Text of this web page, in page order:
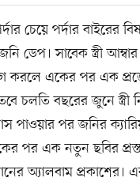
চেয়ে পর্দার বাইরের
ডেপ। সাবেক স্ত্রী আম্বার
করলে একের পর এক
চলতি বছরের জুনে স্ত্রী
পাওয়ার পর জনির
পর এক নতুন ছবির
অ্যালবাম প্রকাশের।